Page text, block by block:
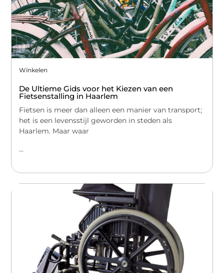
Winkelen
De Ultieme Gids voor het Kiezen van een
Fietsenstalling in Haarlem
Fietsen is meer dan alleen een manier van transport;
het is een levensstijl geworden in steden als
Haarlem. Maar waar
...